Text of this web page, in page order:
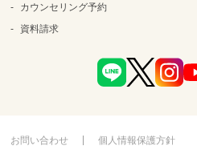
カウンセリング予約
資料請求
お問い合わせ 個人情報保護方針